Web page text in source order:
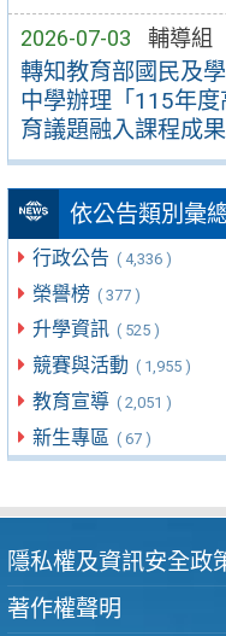
2026-07-03 輔導組
轉知教育部國民及
中學辦理「115年
育議題融入課程成
依公告類別彙
行政公告 ( 4,336 )
榮譽榜 ( 377 )
升學資訊 ( 525 )
競賽與活動 ( 1,955 )
教育宣導 ( 2,051 )
新生專區 ( 67 )
隱私權及資訊安全政
著作權聲明